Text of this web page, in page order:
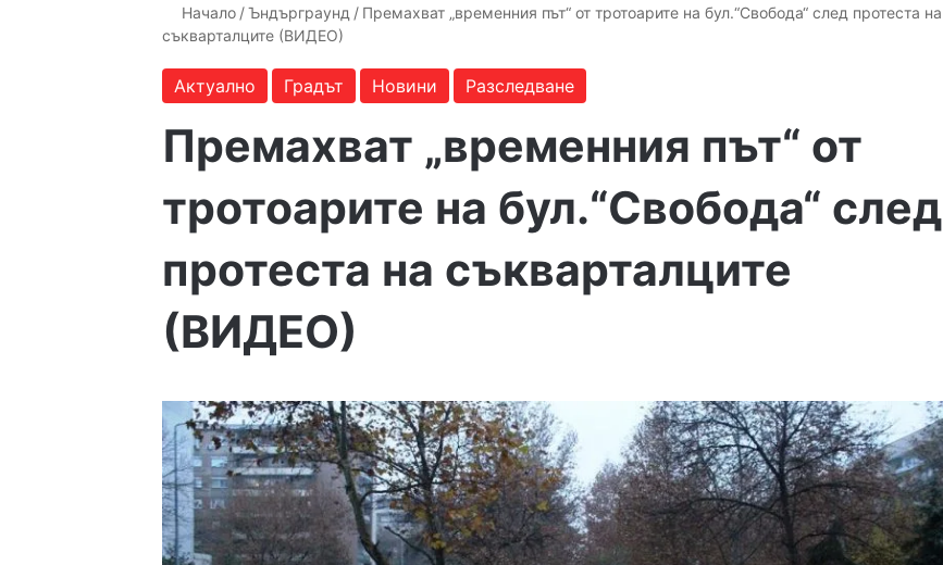
Начало / Ъндърграунд / Премахват „временния път“ от тротоарите на бул.“Свобода“ след протеста на
съкварталците (ВИДЕО)
Актуално Градът Новини Разследване
Премахват „временния път“ от
тротоарите на бул.“Свобода“ след
протеста на съкварталците
(ВИДЕО)